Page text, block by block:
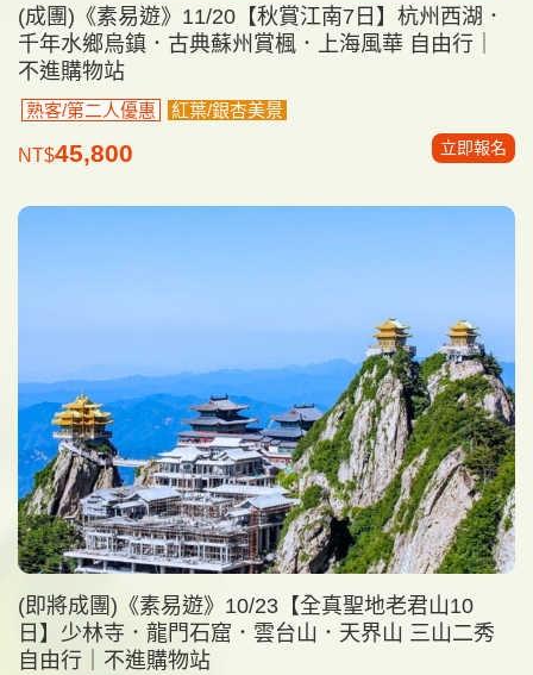
(成團)《素易遊》11/20【秋賞江南7日】杭州西湖．
千年水鄉烏鎮．古典蘇州賞楓．上海風華 自由行｜
不進購物站
熟客/第二人優惠 紅葉/銀杏美景
NT$45,800 立即報名
(即將成團)《素易遊》10/23【全真聖地老君山10
日】少林寺．龍門石窟．雲台山．天界山 三山二秀
自由行｜不進購物站